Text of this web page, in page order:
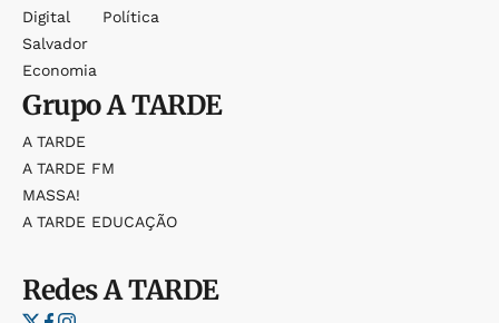
Digital
Salvador
Economia
Política
GrupoA TARDE
A TARDE
A TARDE FM
MASSA!
A TARDE EDUCAÇÃO
RedesA TARDE